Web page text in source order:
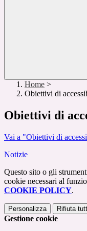
Home >
Obiettivi di
Obiettivi di
Vai a "Obiettivi di
Notizie
Questo sito o gli
cookie necessari al
COOKIE POLICY.
Personalizza Rifiuta
Gestione cookie